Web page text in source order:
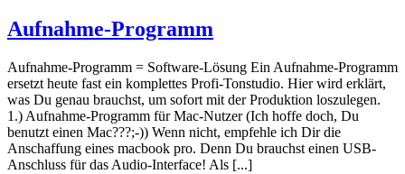
Aufnahme-Programm
Aufnahme-Programm = Software-Lösung Ein Aufnahme-Programm
ersetzt heute fast ein komplettes Profi-Tonstudio. Hier wird erklärt,
was Du genau brauchst, um sofort mit der Produktion loszulegen.
1.) Aufnahme-Programm für Mac-Nutzer (Ich hoffe doch, Du
benutzt einen Mac???;-)) Wenn nicht, empfehle ich Dir die
Anschaffung eines macbook pro. Denn Du brauchst einen USB-
Anschluss für das Audio-Interface! Als [...]